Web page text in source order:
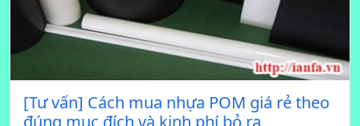
[Tư vấn] Cách mua nhựa POM giá rẻ theo
đúng mục đích và kinh phí bỏ ra